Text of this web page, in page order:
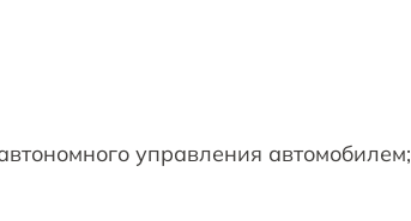
управления автомобилем;